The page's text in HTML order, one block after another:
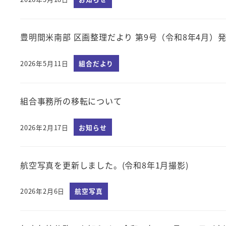
投稿日
豊明間米南部 区画整理だより 第9号（令和8年4月）
投稿日
2026年5月11日 組合だより
組合事務所の移転について
投稿日
2026年2月17日 お知らせ
航空写真を更新しました。(令和8年1月撮影)
投稿日
2026年2月6日 航空写真